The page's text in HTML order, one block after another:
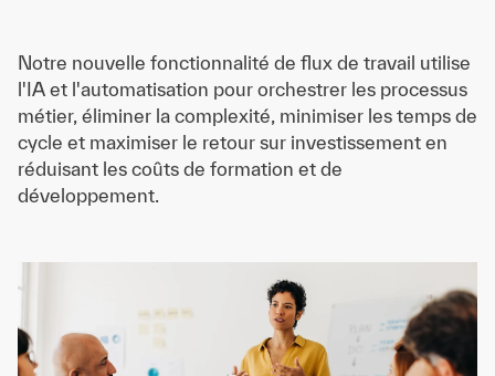
Notre nouvelle fonctionnalité de flux de travail utilise
l'IA et l'automatisation pour orchestrer les processus
métier, éliminer la complexité, minimiser les temps de
cycle et maximiser le retour sur investissement en
réduisant les coûts de formation et de
développement.